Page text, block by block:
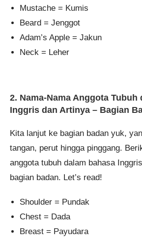
Mustache = Kumis
Beard = Jenggot
Adam’s Apple = Jakun
Neck = Leher
2. Nama-Nama Anggota Tubuh
Inggris dan Artinya – Bagian
Kita lanjut ke bagian badan yuk,
tangan, perut hingga pinggang.
anggota tubuh dalam bahasa
bagian badan. Let’s read!
Shoulder = Pundak
Chest = Dada
Breast = Payudara